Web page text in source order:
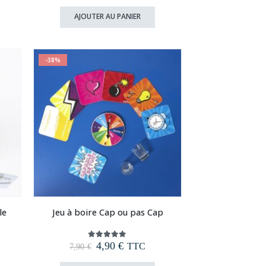
initial
était :
actuel
est :
AJOUTER AU PANIER
-38%
Jeu à boire Cap ou pas Cap
5.00out of 5
7,90€ Le
4,90€Le
TTC